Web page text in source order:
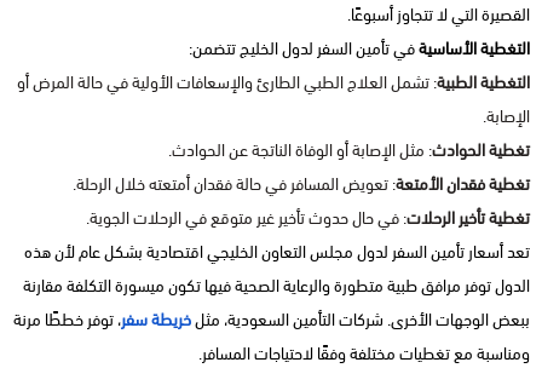
القصيرة التي لا تتجاوز أسبوعًا.
التغطية الأساسيةفي تأمين السفر لدول الخليج تتضمن:
التغطية الطبية: تشمل العلاج الطبي الطارئ والإسعافات الأولية في حالة المرض أو
الإصابة.
تغطية الحوادث: مثل الإصابة أو الوفاة الناتجة عن الحوادث.
تغطية فقدان الأمتعة: تعويض المسافر في حالة فقدان أمتعته خلال الرحلة.
تغطية تأخير الرحلات: في حال حدوث تأخير غير متوقع في الرحلات الجوية.
تعد أسعار تأمين السفر لدول مجلس التعاون الخليجي اقتصادية بشكل عام لأن هذه
الدول توفر مرافق طبية متطورة والرعاية الصحية فيها تكون ميسورة التكلفة مقارنة
ببعض الوجهات الأخرى. شركات التأمين السعودية، مثلخريطة سفر، توفر خططًا مرنة
ومناسبة مع تغطيات مختلفة وفقًا لاحتياجات المسافر.